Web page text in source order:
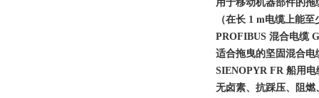
用于移动机器部件的拖
（在长 1 m电缆上能
PROFIBUS 混合电缆
适合拖曳的坚固混合
SIENOPYR FR 船用电
无卤素、抗踩压、阻